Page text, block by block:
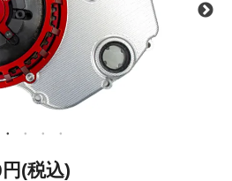
(税込)